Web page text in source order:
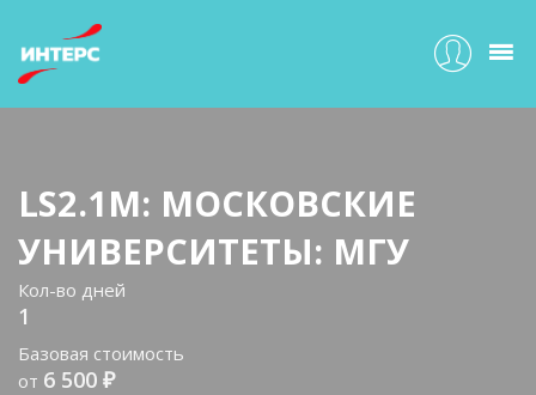
LS2.1M: МОСКОВСКИЕ
УНИВЕРСИТЕТЫ: МГУ
Кол-во дней
1
Базовая стоимость
от 6 500 ₽